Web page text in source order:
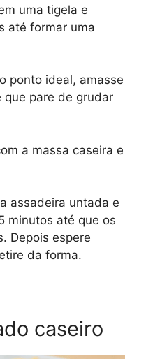
uma tigela e
até formar uma
ponto ideal, amasse
que pare de grudar
a massa caseira e
assadeira untada e
minutos até que os
Depois espere
da forma.
caseiro